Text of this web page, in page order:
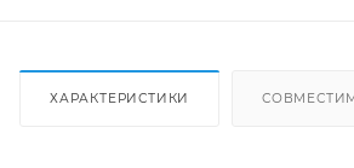
ХАРАКТЕРИСТИКИ